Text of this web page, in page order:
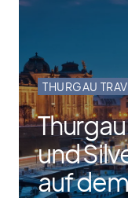
THURGAU
und
auf